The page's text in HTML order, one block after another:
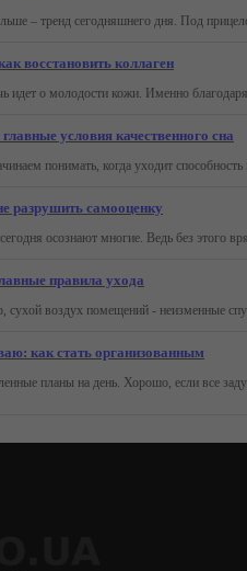
восстановить коллаген
условия качественного сна
разрушить самооценку
правила ухода
как стать организованным